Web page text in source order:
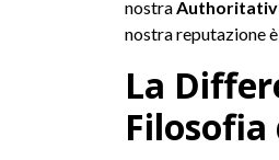
nostra
nostra reputazione
La
Filosofia